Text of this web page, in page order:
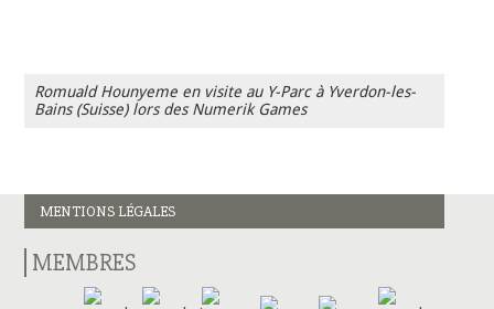
Romuald Hounyeme en visite au Y-Parc à Yverdon-les-
Bains (Suisse) lors des Numerik Games
MENTIONS LÉGALES
MEMBRES